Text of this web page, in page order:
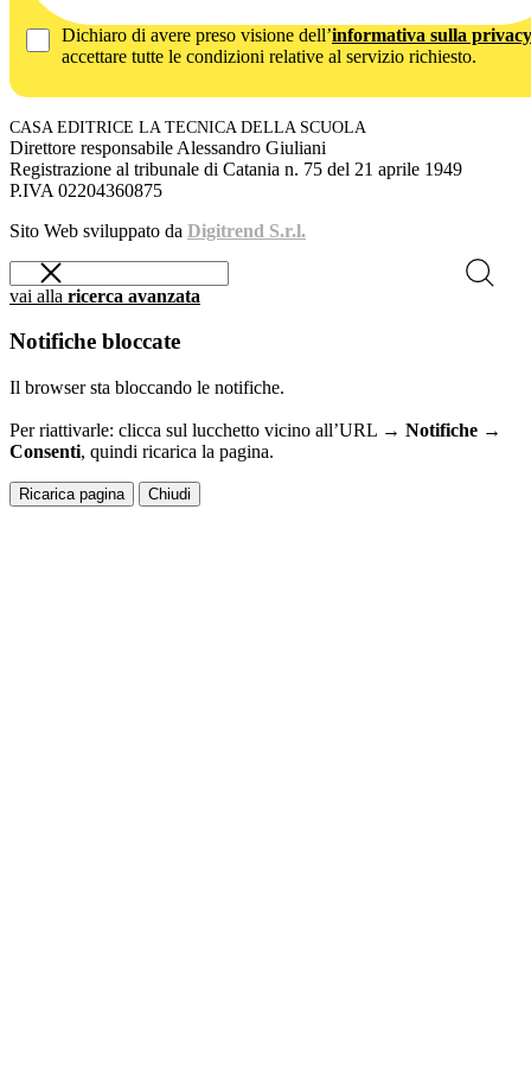
Dichiaro di avere preso visione dell’informativa sulla privacy
accettare tutte le condizioni relative al servizio richiesto.
CASA EDITRICE LA TECNICA DELLA SCUOLA
Direttore responsabile Alessandro Giuliani
Registrazione al tribunale di Catania n. 75 del 21 aprile 1949
P.IVA 02204360875
Sito Web sviluppato da Digitrend S.r.l.
vai alla ricerca avanzata
Notifiche bloccate
Il browser sta bloccando le notifiche.
Per riattivarle: clicca sul lucchetto vicino all’URL → Notifiche →
Consenti, quindi ricarica la pagina.
Ricarica pagina Chiudi